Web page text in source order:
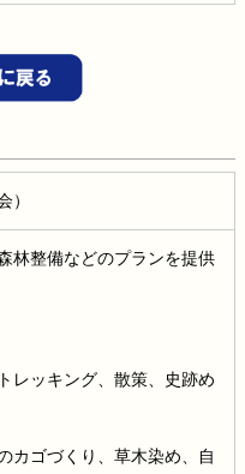
）
林整備などのプランを提供
レッキング、散策、史跡め
カゴづくり、草木染め、自